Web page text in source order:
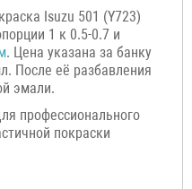
Isuzu 501 (Y723)
1 к 0.5-0.7 и
. Цена указана за банку
После её разбавления
эмали.
профессионального
покраски